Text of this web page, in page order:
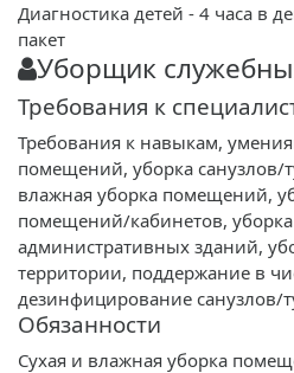
Диагностика детей - 4 часа в
пакет
Уборщик
Требования к
Требования к навыкам,
помещений, уборка санузлов/
влажная уборка помещений,
помещений/кабинетов,
административных зданий,
территории, поддержание в
дезинфицирование санузлов/
Обязанности
Сухая и влажная уборка